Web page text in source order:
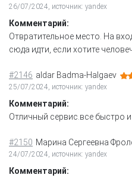
26/07/2024, источник: yandex
Комментарий:
Отвратительное место. На
сюда идти, если хотите
#2146 aldar Badma-Halgaev
25/07/2024, источник: yandex
Комментарий:
Отличный сервис.все быстро
#2150 Марина Сергеевна
24/07/2024, источник: yandex
Комментарий: